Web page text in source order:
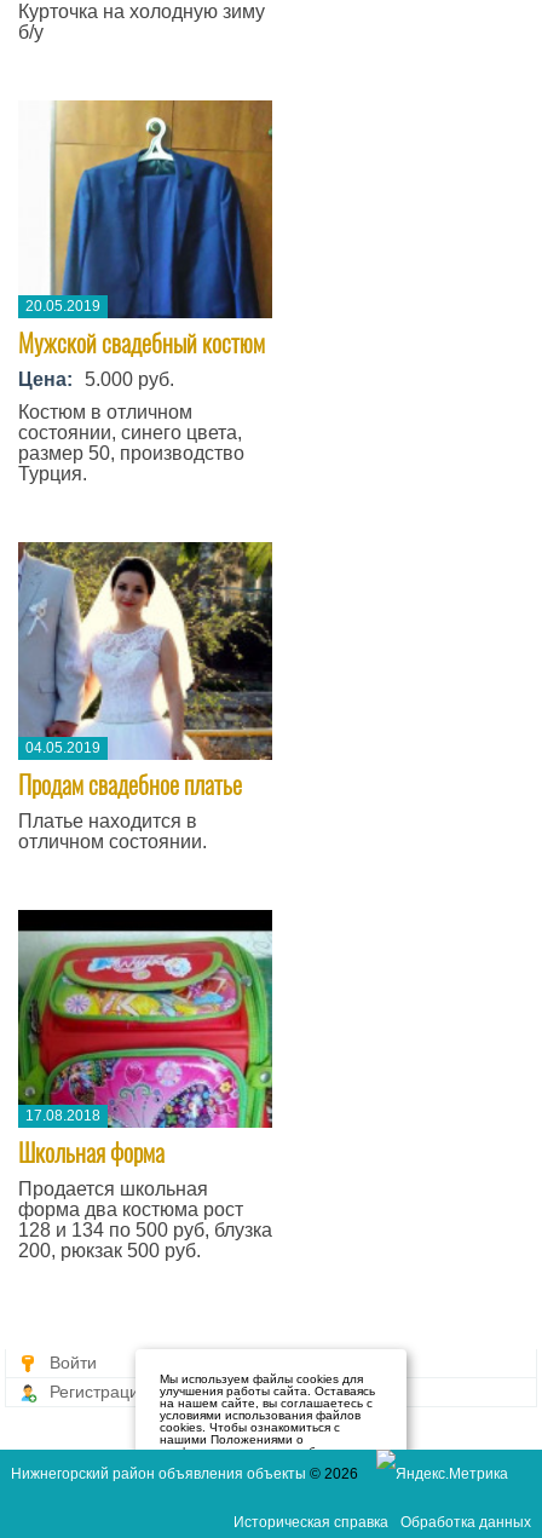
Курточка на холодную зиму
б/у
20.05.2019
Мужской свадебный костюм
Цена:
5.000 руб.
Костюм в отличном
состоянии, синего цвета,
размер 50, производство
Турция.
04.05.2019
​Продам свадебное платье
Платье находится в
отличном состоянии.
17.08.2018
​Школьная форма
Продается школьная
форма два костюма рост
128 и 134 по 500 руб, блузка
200, рюкзак 500 руб.
Войти
Регистрация
Мы используем файлы cookies для
улучшения работы сайта. Оставаясь
на нашем сайте, вы соглашаетесь с
условиями использования файлов
cookies. Чтобы ознакомиться с
нашими Положениями о
конфиденциальности и об
нажмите здесь.
Нижнегорский район объявления объекты © 2026
Историческая справка Обработка данных